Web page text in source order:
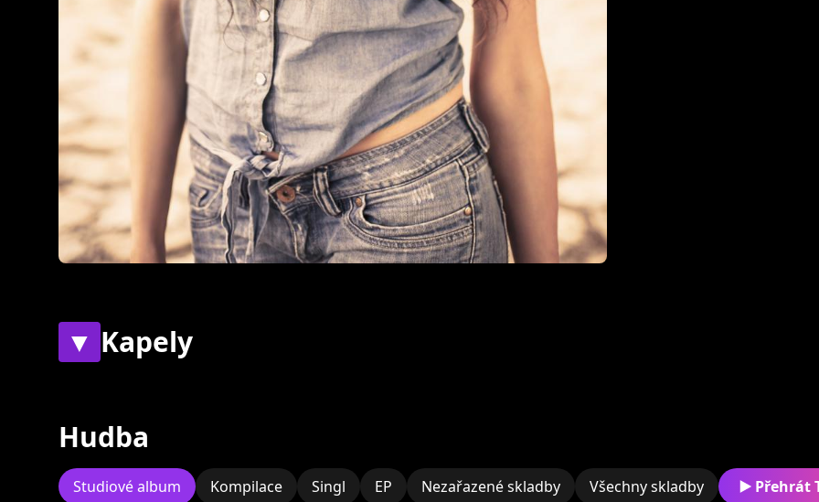
▼ Kapely
Zatím nebyly
přiřazeny žádné
skupiny.
Hudba
Studiové album Kompilace Singl EP Nezařazené skladby Všechny skladby Přehrát